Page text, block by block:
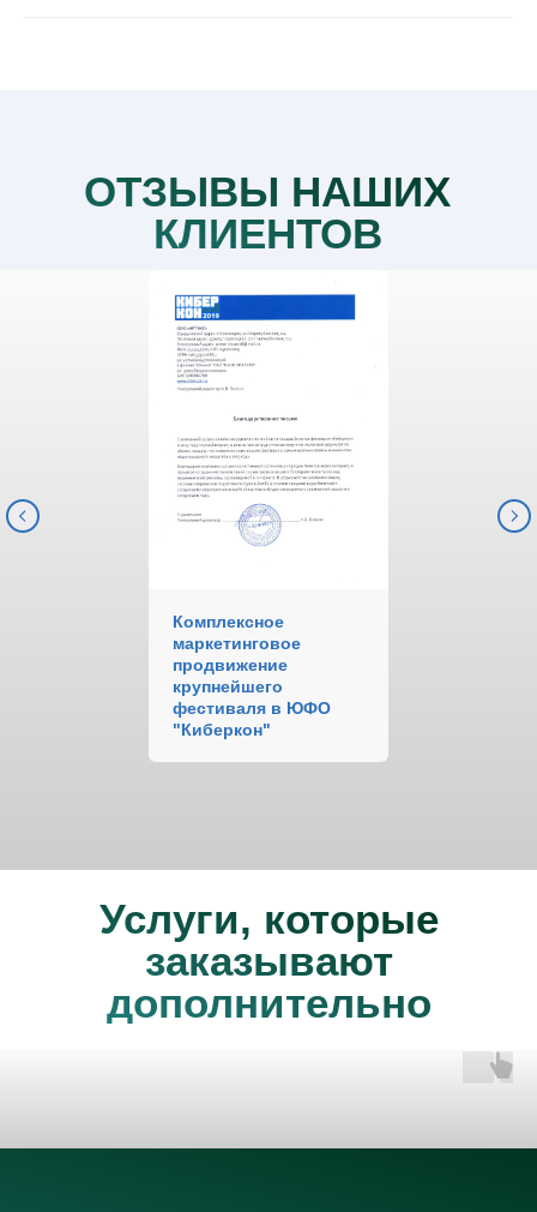
ОТЗЫВЫ НАШИХ
КЛИЕНТОВ
Комплексное
маркетинговое
продвижение
крупнейшего
фестиваля в ЮФО
"Киберкон"
Услуги, которые
заказывают
дополнительно